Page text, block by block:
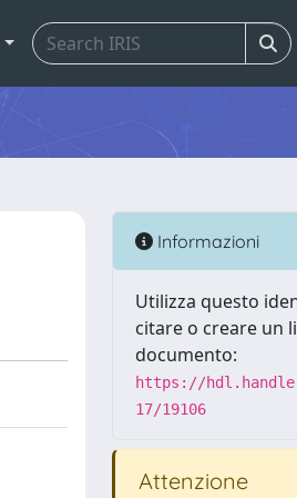
Informazioni
Utilizza questo
citare o creare un
documento:
https://
17/19106
Attenzione